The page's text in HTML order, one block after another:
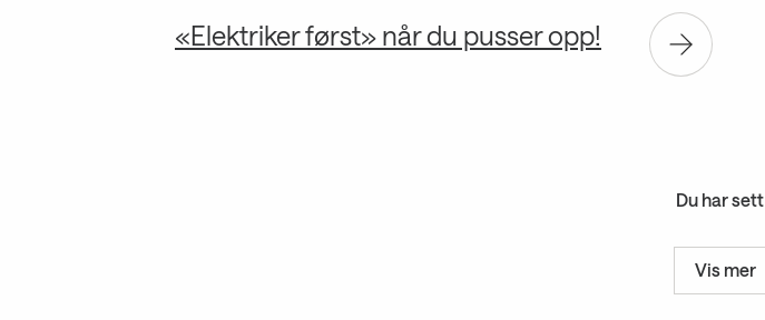
«Elektriker først» når du pusser opp!
Du har sett
Vis mer